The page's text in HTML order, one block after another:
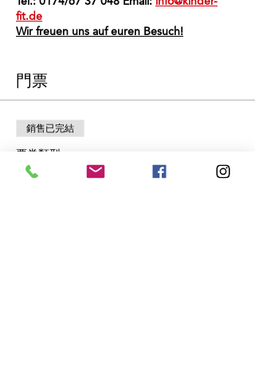
fit.de
Wir freuen uns auf euren Besuch!
門票
銷售已完結
票券類型
Schnuppertraining